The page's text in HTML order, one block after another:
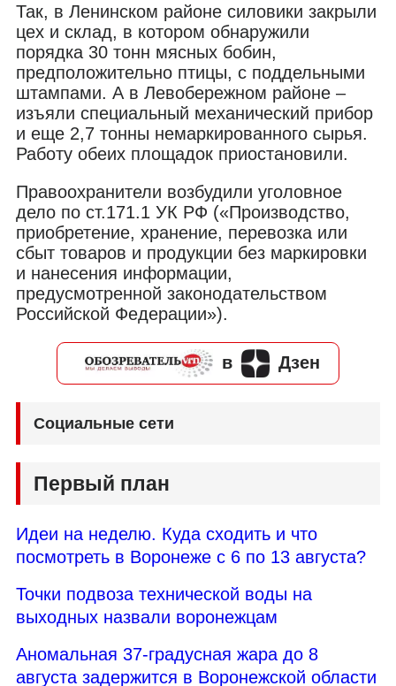
Так, в Ленинском районе силовики закрыли
цех и склад, в котором обнаружили
порядка 30 тонн мясных бобин,
предположительно птицы, с поддельными
штампами. А в Левобережном районе –
изъяли специальный механический прибор
и еще 2,7 тонны немаркированного сырья.
Работу обеих площадок приостановили.
Правоохранители возбудили уголовное
дело по ст.171.1 УК РФ («Производство,
приобретение, хранение, перевозка или
сбыт товаров и продукции без маркировки
и нанесения информации,
предусмотренной законодательством
Российской Федерации»).
в Дзен
Социальные сети
Первый план
Идеи на неделю. Куда сходить и что
посмотреть в Воронеже с 6 по 13 августа?
Точки подвоза технической воды на
выходных назвали воронежцам
Аномальная 37-градусная жара до 8
августа задержится в Воронежской области